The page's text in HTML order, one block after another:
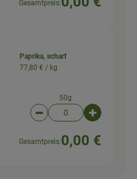
Gesamtpreis:
Paprika, scharf
77,80 € / kg
50g
Artikelanzahl
Gesamtpreis:0,00 €